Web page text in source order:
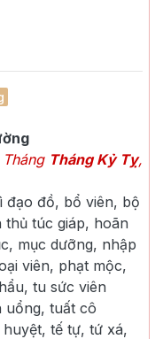
Tháng Kỷ Tỵ,
đạo đồ, bổ viên, bộ
túc giáp, hoãn
mục dưỡng, nhập
viên, phạt mộc,
tu sức viên
uổng, tuất cô
tế tự, tứ xá,